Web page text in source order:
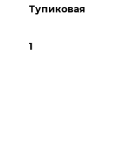
Тупиковая
1